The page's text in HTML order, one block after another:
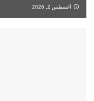
أغسطس 2, 2026